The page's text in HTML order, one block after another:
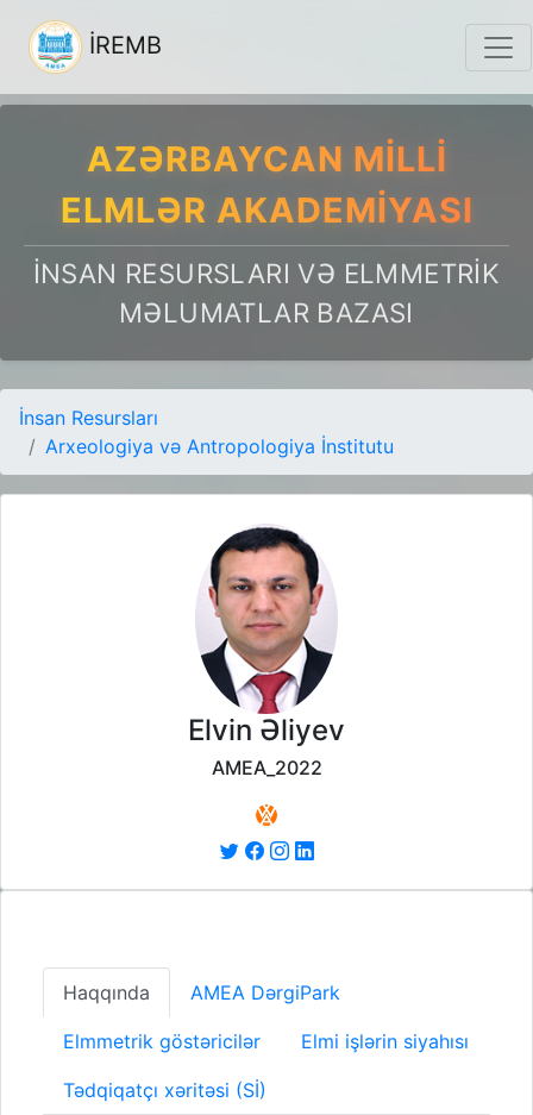
İREMB
AZƏRBAYCAN MILLI
ELMLƏR AKADEMIYASI
İNSAN RESURSLARI VƏ ELMMETRIK
MƏLUMATLAR BAZASI
İnsan Resursları
Arxeologiya və Antropologiya İnstitutu
Elvin Əliyev
AMEA_2022
Haqqında AMEA DərgiPark
Elmmetrik göstəricilər Elmi işlərin siyahısı
Tədqiqatçı xəritəsi (Sİ)